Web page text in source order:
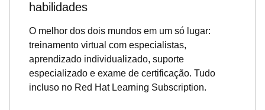
habilidades
O melhor dos dois mundos em um só lugar:
treinamento virtual com especialistas,
aprendizado individualizado, suporte
especializado e exame de certificação. Tudo
incluso no Red Hat Learning Subscription.